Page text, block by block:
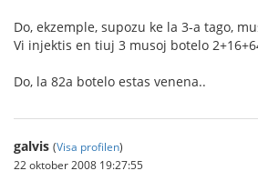
Do, ekzemple, supozu ke la 3-a tago,
Vi injektis en tiuj 3 musoj botelo
Do, la 82a botelo estas venena..
galvis (Visa profilen)
22 oktober 2008 19:27:55